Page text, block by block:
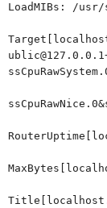
LoadMIBs: /usr/